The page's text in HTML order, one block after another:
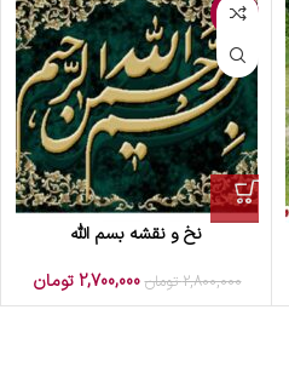
-4%
نخ و نقشه بسم الله
2,800,000 تومان 2,700,000 تومان